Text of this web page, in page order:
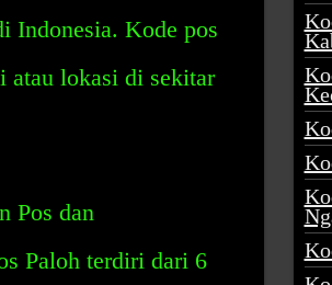
Indonesia. Kode pos
atau lokasi di sekitar
Pos dan
Paloh terdiri dari 6